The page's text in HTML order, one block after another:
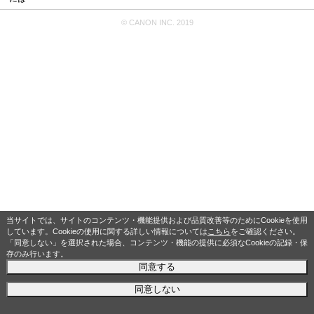
当サイトでは、サイトのコンテンツ・機能提供および品質改善等のためにCookieを使用
しています。Cookieの使用に関する詳しい情報については こちらをご確認ください。
「同意しない」を選択された場合、コンテンツ・機能の提供に必須なCookieの記録・保
存のみ行います。
同意する
同意しない
© CANON INC. 2019